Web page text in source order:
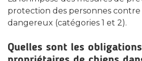
protection des personnes contre
dangereux (catégories 1 et 2).
Quelles sont les